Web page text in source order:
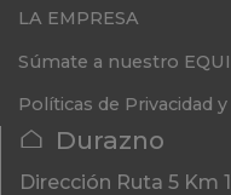
LA EMPRESA
Súmate a nuestro
Políticas de Privacidad
Durazno
Dirección Ruta 5 Km